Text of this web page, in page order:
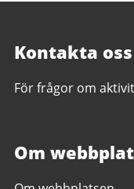
Kontakta oss
För frågor om
Om